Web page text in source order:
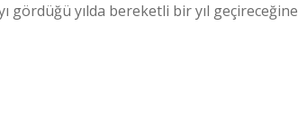
gördüğü yılda bereketli bir yıl geçireceğine